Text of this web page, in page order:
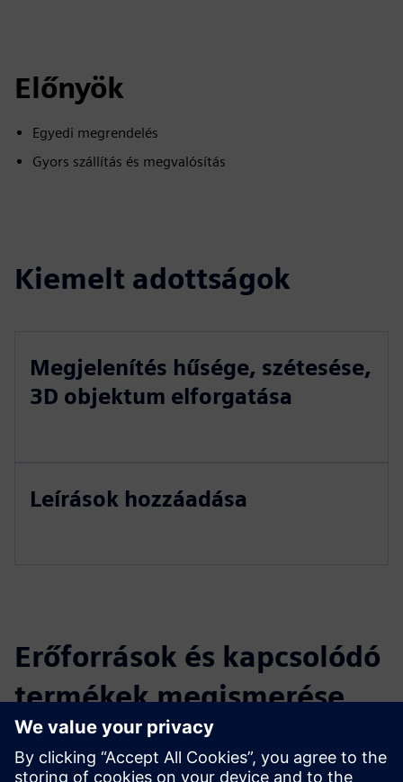
Előnyök
Egyedi megrendelés
Gyors szállítás és megvalósítás
Kiemelt adottságok
Megjelenítés hűsége, szétesése,
3D objektum elforgatása
Leírások hozzáadása
Erőforrások és kapcsolódó
termékek megismerése
További információk és források